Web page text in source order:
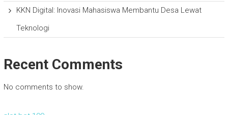
KKN Digital: Inovasi Mahasiswa Membantu Desa Lewat
Teknologi
Recent Comments
No comments to show.